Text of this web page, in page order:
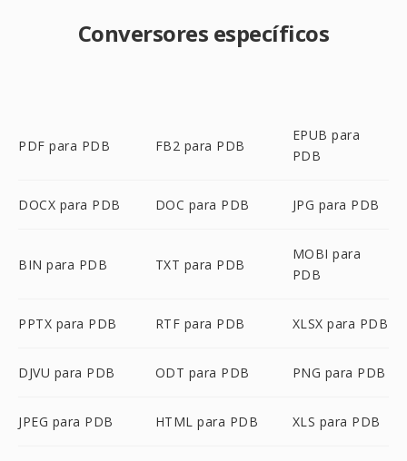
Conversores específicos
PDF para PDB FB2 para PDB
EPUB para
PDB
DOCX para PDB DOC para PDB JPG para PDB
BIN para PDB TXT para PDB
MOBI para
PDB
PPTX para PDB RTF para PDB XLSX para PDB
DJVU para PDB ODT para PDB PNG para PDB
JPEG para PDB HTML para PDB XLS para PDB